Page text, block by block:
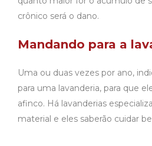
crônico será o dano.
Mandando para a
Uma ou duas vezes por ano,
para uma lavanderia, para que
afinco. Há lavanderias
material e eles saberão cuidar